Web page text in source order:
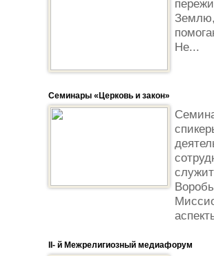
Землю,
Не...
Семинары «Церковь и закон»
II- й Межрелигиозный медиафорум